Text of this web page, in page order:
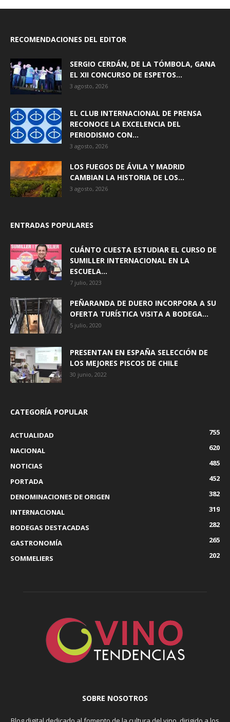
RECOMENDACIONES DEL EDITOR
SERGIO CERDÁN, DE LA TÓMBOLA, GANA
EL XII CONCURSO DE ESPETOS...
3 agosto, 2026
EL CLUB INTERNACIONAL DE PRENSA
RECONOCE LA EXCELENCIA DEL
PERIODISMO CON...
3 agosto, 2026
LOS FUEGOS DE ÁVILA Y MADRID
CAMBIAN LA HISTORIA DE LOS...
3 agosto, 2026
ENTRADAS POPULARES
CUÁNTO CUESTA ESTUDIAR EL CURSO DE
SUMILLER INTERNACIONAL EN LA
ESCUELA...
7 julio, 2023
PEÑARANDA DE DUERO INCORPORA A SU
OFERTA TURÍSTICA VISITA A BODEGA...
5 julio, 2020
PRESENTAN EN ESPAÑA SELECCIÓN DE
LOS MEJORES PISCOS DE CHILE
30 junio, 2022
CATEGORÍA POPULAR
ACTUALIDAD
755
NACIONAL
620
NOTICIAS
485
PORTADA
452
DENOMINACIONES DE ORIGEN
382
INTERNACIONAL
319
BODEGAS DESTACADAS
282
GASTRONOMÍA
265
SOMMELIERS
202
SOBRE NOSOTROS